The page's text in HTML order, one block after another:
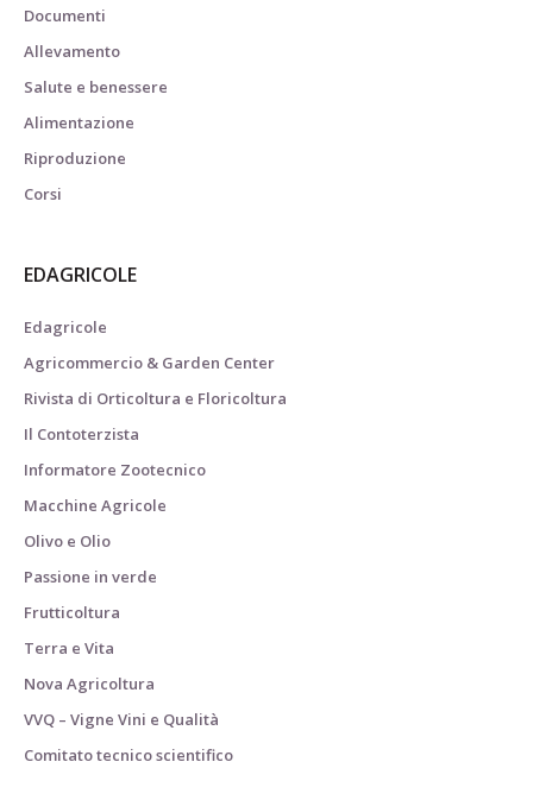
Documenti
Allevamento
Salute e benessere
Alimentazione
Riproduzione
Corsi
EDAGRICOLE
Edagricole
Agricommercio & Garden Center
Rivista di Orticoltura e Floricoltura
Il Contoterzista
Informatore Zootecnico
Macchine Agricole
Olivo e Olio
Passione in verde
Frutticoltura
Terra e Vita
Nova Agricoltura
VVQ – Vigne Vini e Qualità
Comitato tecnico scientifico